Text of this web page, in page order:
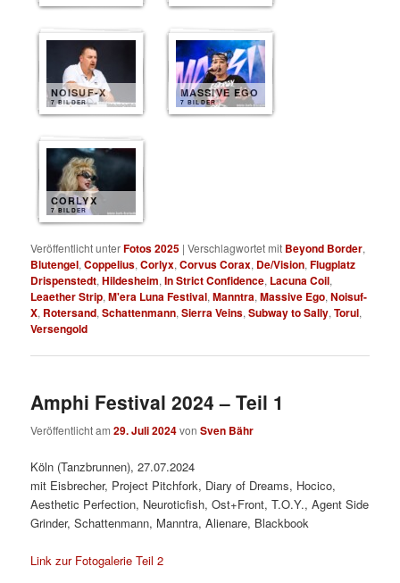
NOISUF-X
7 BILDER
MASSIVE EGO
7 BILDER
CORLYX
7 BILDER
Veröffentlicht unterFotos 2025 |Verschlagwortet mit Beyond Border,
Blutengel,Coppelius,Corlyx,Corvus Corax, De/Vision,Flugplatz
Drispenstedt,Hildesheim,In Strict Confidence, Lacuna Coil,
Leaether Strip,M'era Luna Festival,Manntra,Massive Ego,Noisuf-
X, Rotersand,Schattenmann,Sierra Veins,Subway to Sally,Torul,
Versengold
Amphi Festival 2024 – Teil 1
Veröffentlicht am29. Juli 2024vonSven Bähr
Köln (Tanzbrunnen), 27.07.2024
mit Eisbrecher, Project Pitchfork, Diary of Dreams, Hocico,
Aesthetic Perfection, Neuroticfish, Ost+Front, T.O.Y., Agent Side
Grinder, Schattenmann, Manntra, Alienare, Blackbook
Link zur Fotogalerie Teil 2